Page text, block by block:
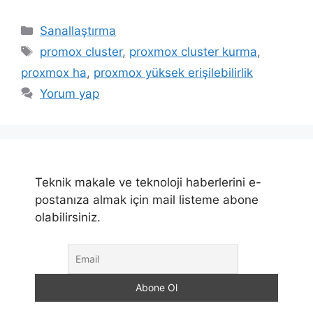
Kategoriler
Sanallaştırma
Etiketler
promox cluster, proxmox cluster kurma,
proxmox ha, proxmox yüksek erişilebilirlik
Yorum yap
Teknik makale ve teknoloji haberlerini e-
postanıza almak için mail listeme abone
olabilirsiniz.